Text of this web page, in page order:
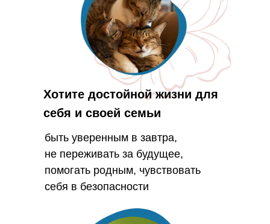
Хотите достойной жизни для
себя и своей семьи
быть уверенным в завтра,
не переживать за будущее,
помогать родным, чувствовать
себя в безопасности